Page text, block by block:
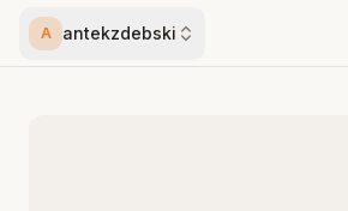
A antekzdebski